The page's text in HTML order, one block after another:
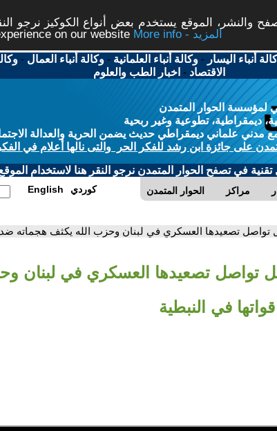
والنشر، الموقع يستخدم بعض أنواع الكوكيز نرجو
on our website
More info - المزيد
أنباء اليسار -وكالة أنباء العلمانية -وكالة أنباء العمال -
الاقتصاد - اخبار الطب والعلوم
لمؤسسة الحوار المتمدن
ديمقراطية، تطوعية وغير ربحية
مدني علماني ديمقراطي حديث يضمن الحرية والعدالة
على جائزة ابن رشد للفكر الحر والتى نالها أعلام في
في تصفح الحوار المتمدن نرجو النقر هنا لاستخدام
الحوار المتمدن مراكز English كوردي
تواصل تصعيدها العسكري في لبنان وحزب الله يكثف هجماته ضد
تواصل تصعيدها العسكري في لبنان
في النبطية